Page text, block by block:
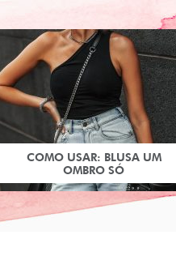
COMO USAR: BLUSA UM
OMBRO SÓ